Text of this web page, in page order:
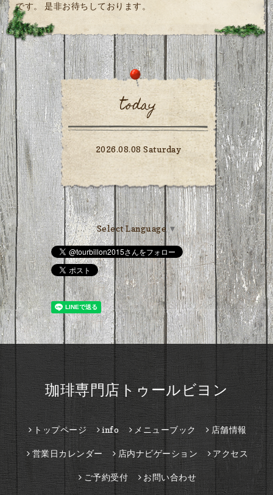
です。 是非お待ちしております。
today
2026.08.08 Saturday
Select Language▼
珈琲専門店トゥールビヨン
トップページ info メニューブック 店舗情報
営業日カレンダー 店内ナビゲーション アクセス
ご予約受付 お問い合わせ